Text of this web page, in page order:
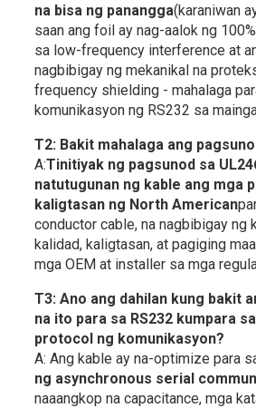
na bisa ng panangga(karaniwan
saan ang foil ay nag-aalok ng
sa low-frequency interference at
nagbibigay ng mekanikal na
frequency shielding - mahalaga
komunikasyon ng RS232 sa
T2: Bakit mahalaga ang
A:Tinitiyak ng pagsunod sa
natutugunan ng kable ang mga
kaligtasan ng North American
conductor cable, na nagbibigay ng
kalidad, kaligtasan, at pagiging
mga OEM at installer sa mga
T3: Ano ang dahilan kung bakit
na ito para sa RS232 kumpara
protocol ng komunikasyon?
A: Ang kable ay na-optimize para
ng asynchronous serial
naaangkop na capacitance, mga